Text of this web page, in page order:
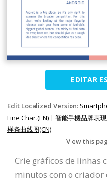
EDITAR
Edit Localized Version:
Line Chart(EN) | 智能手機品牌表
样条曲线图(CN)
View this
Crie gráficos de linhas
minutos com o criador